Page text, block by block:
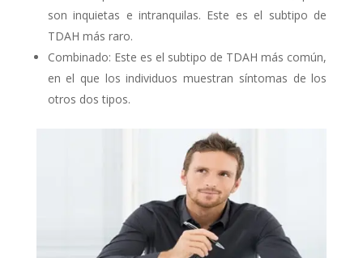
son inquietas e intranquilas. Este es el subtipo de
TDAH más raro.
Combinado: Este es el subtipo de TDAH más común,
en el que los individuos muestran síntomas de los
otros dos tipos.